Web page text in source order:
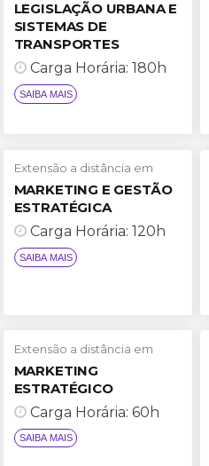
SAIBA MAIS
LEGISLAÇÃO URBANA E
SISTEMAS DE
TRANSPORTES
Carga Horária: 180h
Extensão a distância em
MARKETING E GESTÃO
ESTRATÉGICA
Carga Horária: 120h
Extensão a distância em
MARKETING
ESTRATÉGICO
Carga Horária: 60h